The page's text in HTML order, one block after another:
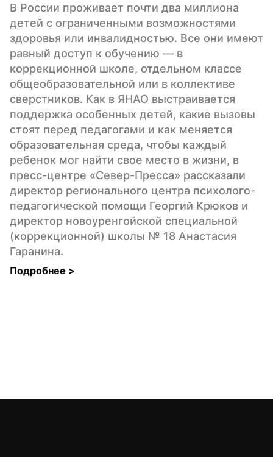
В России проживает почти два миллиона
детей с ограниченными возможностями
здоровья или инвалидностью. Все они имеют
равный доступ к обучению — в
коррекционной школе, отдельном классе
общеобразовательной или в коллективе
сверстников. Как в ЯНАО выстраивается
поддержка особенных детей, какие вызовы
стоят перед педагогами и как меняется
образовательная среда, чтобы каждый
ребенок мог найти свое место в жизни, в
пресс-центре «Север-Пресса» рассказали
директор регионального центра психолого-
педагогической помощи Георгий Крюков и
директор новоуренгойской специальной
(коррекционной) школы № 18 Анастасия
Гаранина.
Подробнее >